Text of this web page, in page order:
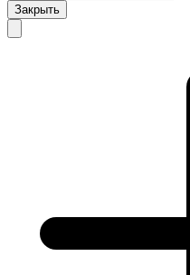
Закрыть